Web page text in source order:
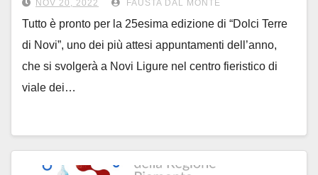
NOV 20, 2022 FAUSTA DAL MONTE
Tutto è pronto per la 25esima edizione di “Dolci Terre
di Novi”, uno dei più attesi appuntamenti dell’anno,
che si svolgerà a Novi Ligure nel centro fieristico di
viale dei…